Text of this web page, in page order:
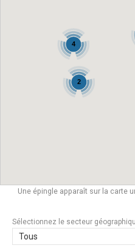
2
4
Une épingle apparaît sur la carte
Sélectionnez le secteur
Tous